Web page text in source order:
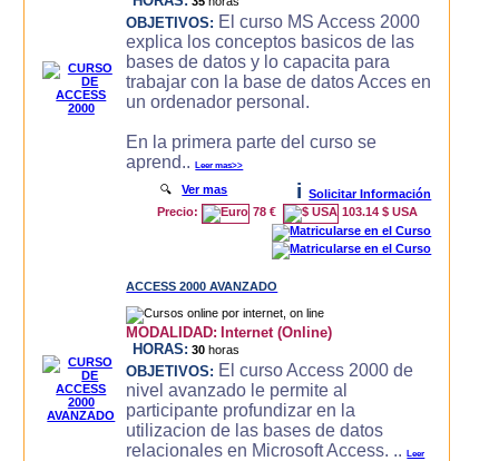
OBJETIVOS: El curso MS Access 2000
explica los conceptos basicos de las
bases de datos y lo capacita para
trabajar con la base de datos Acces en
un ordenador personal.
En la primera parte del curso se
aprend..Leer mas>>
🔍Ver mas i
Solicitar Información
Precio:
78 € 103.14 $ USA
ACCESS 2000 AVANZADO
MODALIDAD: Internet (Online)
HORAS: 30 horas
OBJETIVOS: El curso Access 2000 de
nivel avanzado le permite al
participante profundizar en la
utilizacion de las bases de datos
relacionales en Microsoft Access. ..Leer